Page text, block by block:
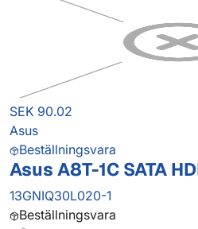
SEK 90.02
Asus
Beställningsvara
Asus A8T-1C SATA
13GNIQ30L020-1
Beställningsvara